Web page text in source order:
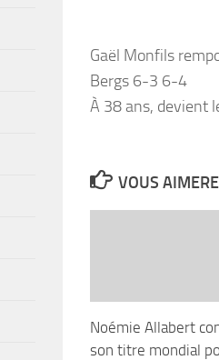
Gaël Monfils
Bergs 6-3 6-4
À 38 ans, devient
VOUS
Noémie Allabert
son titre mondial